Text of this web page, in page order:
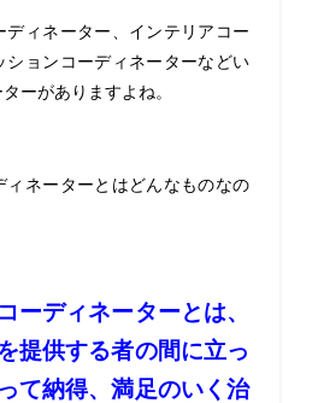
ディネーター、インテリアコー
ションコーディネーターなどい
ーがありますよね。
ィネーターとはどんなものなの
ーディネーターとは、
提供する者の間に立っ
て納得、満足のいく治